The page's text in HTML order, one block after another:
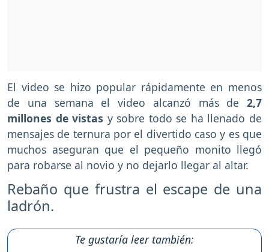
El video se hizo popular rápidamente en menos
de una semana el video alcanzó más de 2,7
millones de vistas y sobre todo se ha llenado de
mensajes de ternura por el divertido caso y es que
muchos aseguran que el pequeño monito llegó
para robarse al novio y no dejarlo llegar al altar.
Rebaño que frustra el escape de una
ladrón.
Te gustaría leer también: